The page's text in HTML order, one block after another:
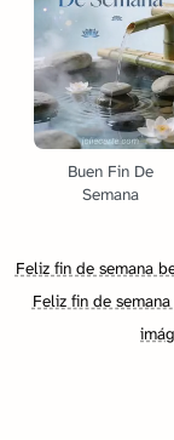
Buen Fin De
Semana
Feliz fin de semana
Feliz fin de